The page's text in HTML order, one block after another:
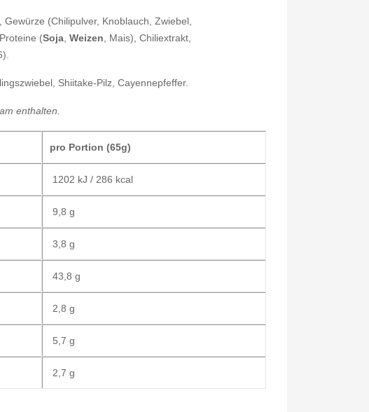
Gewürze (Chilipulver, Knoblauch, Zwiebel,
(Soja, Weizen, Mais), Chiliextrakt,
Shiitake-Pilz, Cayennepfeffer.
enthalten.
pro Portion (65g)
1202 kJ / 286 kcal
9,8 g
3,8 g
43,8 g
2,8 g
5,7 g
2,7 g